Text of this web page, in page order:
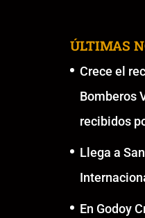
ÚLTIMAS
Crece el
Bomberos
recibidos
Llega a
En Godoy